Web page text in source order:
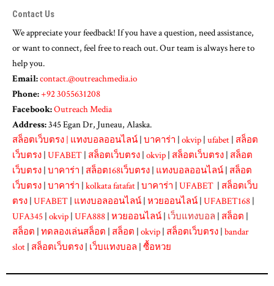
Contact Us
We appreciate your feedback! If you have a question, need assistance,
or want to connect, feel free to reach out. Our team is always here to
help you.
Email:contact.@outreachmedia.io
Phone:+92 3055631208
Facebook:Outreach Media
Address:345 Egan Dr, Juneau, Alaska.
สล็อตเว็บตรง | แทงบอลออนไลน์ | บาคาร่า | okvip | ufabet | สล็อต
เว็บตรง | UFABET | สล็อตเว็บตรง | okvip | สล็อตเว็บตรง | สล็อต
เว็บตรง | บาคาร่า | สล็อต168เว็บตรง | แทงบอลออนไลน์ | สล็อต
เว็บตรง | บาคาร่า | kolkata fatafat | บาคาร่า | UFABET | สล็อตเว็บ
ตรง | UFABET | แทงบอลออนไลน์ | หวยออนไลน์ | UFABET168 |
UFA345 | okvip | UFA888 | หวยออนไลน์ | เว็บแทงบอล | สล็อต |
สล็อต | ทดลองเล่นสล็อต | สล็อต | okvip | สล็อตเว็บตรง | bandar
slot | สล็อตเว็บตรง | เว็บแทงบอล | ซื้อหวย